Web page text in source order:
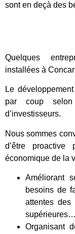
sont en deçà des
Quelques
installées à
Le
par coup
d’investisseurs.
Nous sommes
d’être proactive
économique de la
Améliorant
besoins de
attentes des
Organisant